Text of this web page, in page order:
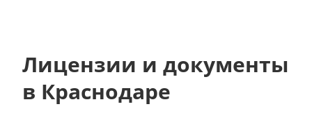
Лицензии и документы
в Краснодаре